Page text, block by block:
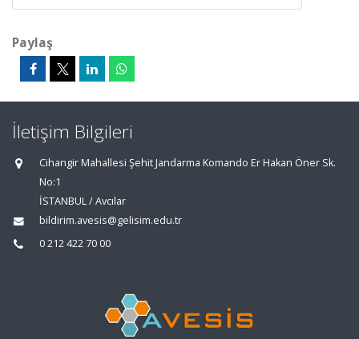
Paylaş
İletişim Bilgileri
Cihangir Mahallesi Şehit Jandarma Komando Er Hakan Öner Sk.
No:1
İSTANBUL / Avcılar
bildirim.avesis@gelisim.edu.tr
0 212 422 70 00